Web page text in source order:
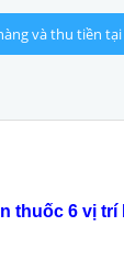
và thu tiền
thuốc 6 vị trí